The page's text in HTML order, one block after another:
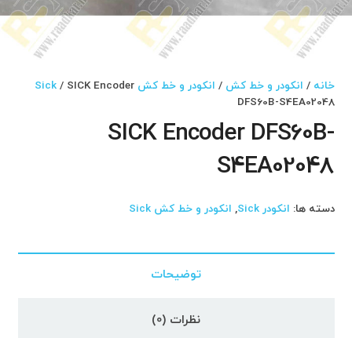
خانه / انکودر و خط کش / انکودر و خط کش Sick/ SICK Encoder
DFS60B-S4EA02048
SICK Encoder DFS60B-
S4EA02048
دسته ها: انکودر Sick , انکودر و خط کش Sick
توضیحات
نظرات (0)